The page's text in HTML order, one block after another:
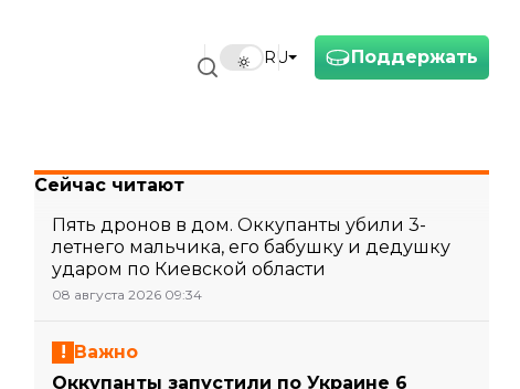
Поддержать
RU
Сейчас читают
Пять дронов в дом. Оккупанты убили 3-
летнего мальчика, его бабушку и дедушку
ударом по Киевской области
08 августа 2026 09:34
Важно
Оккупанты запустили по Украине 6